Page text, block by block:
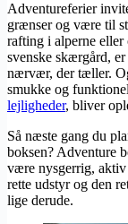
Adventureferier
grænser og være til
rafting i alperne eller
svenske skærgård,
nærvær, der tæller.
smukke og
lejligheder, bliver
Så næste gang du
boksen? Adventure
være nysgerrig, aktiv
rette udstyr og den
lige derude.